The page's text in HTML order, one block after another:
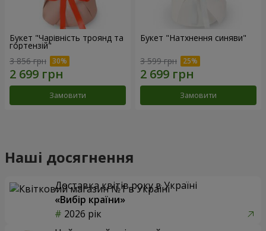
Букет "Чарівність троянд та
гортензій"
3 856 грн
Замовити
Букет "Натхнення синяви"
3 599 грн
Замовити
Наші досягнення
Доставка квітів року в Україні
«Вибір країни»
2026 рік